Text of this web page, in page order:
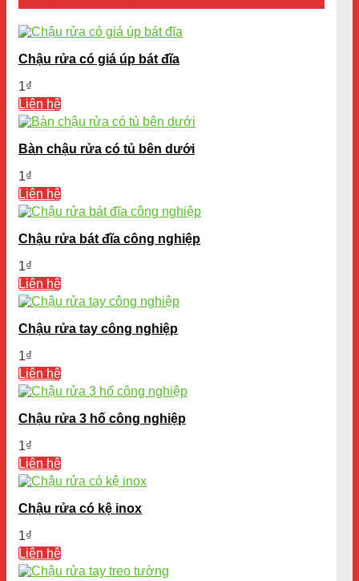
Chậu rửa có giá úp bát đĩa
1₫
Liên hệ
Bàn chậu rửa có tủ bên dưới
1₫
Liên hệ
Chậu rửa bát đĩa công nghiệp
1₫
Liên hệ
Chậu rửa tay công nghiệp
1₫
Liên hệ
Chậu rửa 3 hố công nghiệp
1₫
Liên hệ
Chậu rửa có kệ inox
1₫
Liên hệ